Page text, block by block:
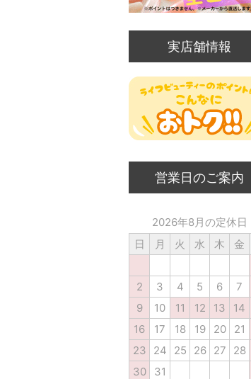
実店舗情報
営業日のご案内
2026年8月の定休日
日
月 火 水 木 金
2
3 4 5 6 7
9
10 11 12 13 14
16
17 18 19 20 21
23
24 25 26 27 28
30
31